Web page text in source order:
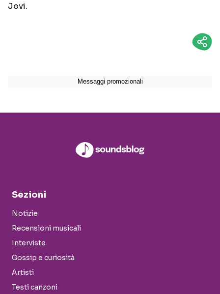
Jovi.
Sezioni
Notizie
Recensioni musicali
Interviste
Gossip e curiosità
Artisti
Testi canzoni